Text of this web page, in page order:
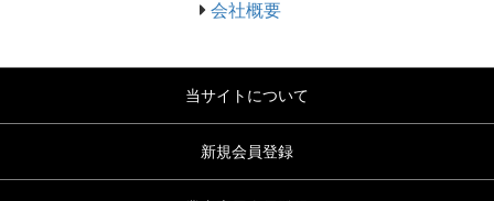
会社概要
当サイトについて
新規会員登録